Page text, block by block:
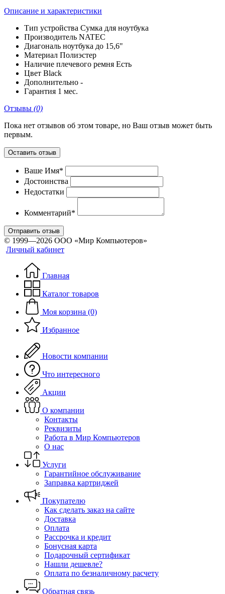
Описание и характеристики
Тип устройства Сумка для ноутбука
Производитель NATEC
Диагональ ноутбука до 15,6"
Материал Полиэстер
Наличие плечевого ремня Есть
Цвет Black
Дополнительно -
Гарантия 1 мес.
Отзывы (0)
Пока нет отзывов об этом товаре, но Ваш отзыв может быть
первым.
Оставить отзыв
Ваше Имя*
Достоинства
Недостатки
Комментарий*
Отправить отзыв
© 1999—2026 ООО «Мир Компьютеров»
Личный кабинет
Главная
Каталог товаров
Моя корзина (0)
Избранное
Новости компании
Что интересного
Акции
О компании
Контакты
Реквизиты
Работа в Мир Компьютеров
О нас
Услуги
Гарантийное обслуживание
Заправка картриджей
Покупателю
Как сделать заказ на сайте
Доставка
Оплата
Рассрочка и кредит
Бонусная карта
Подарочный сертификат
Нашли дешевле?
Оплата по безналичному расчету
Обратная связь